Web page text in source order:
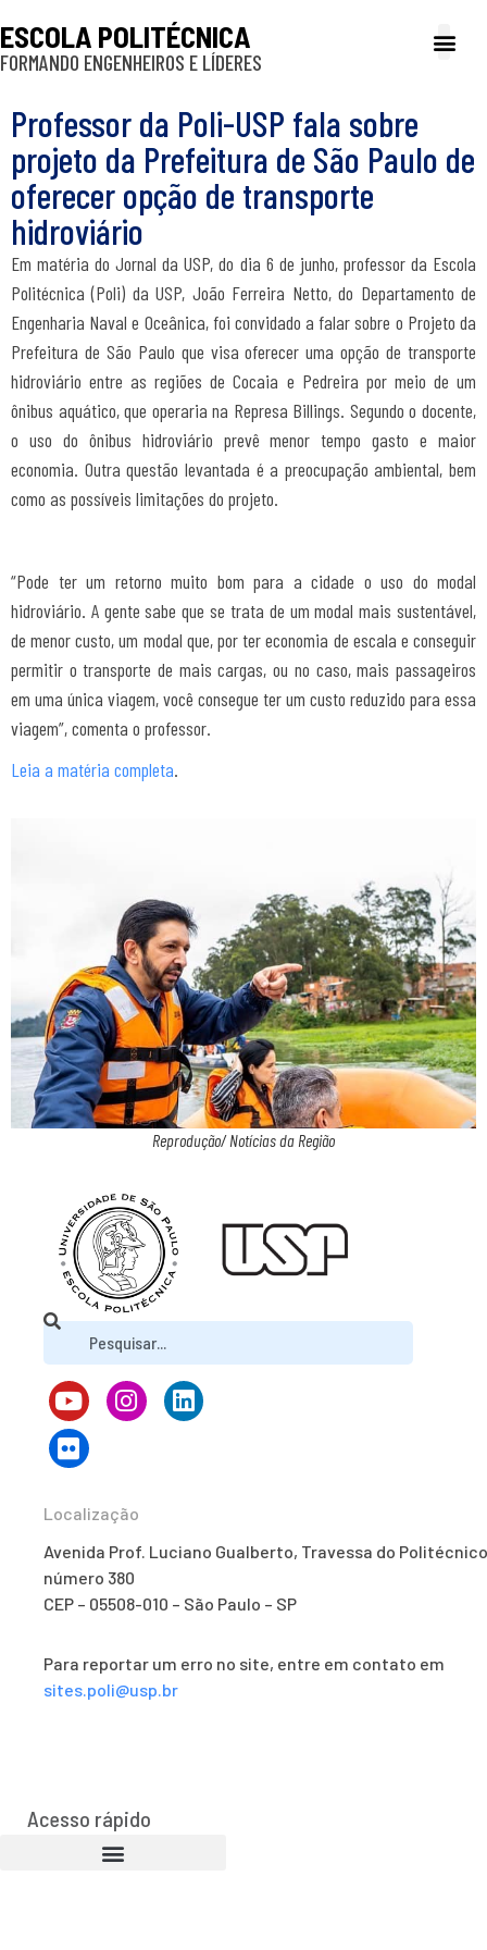
ESCOLA POLITÉCNICA
FORMANDO ENGENHEIROS E LÍDERES
Professor da Poli-USP fala sobre
projeto da Prefeitura de São Paulo de
oferecer opção de transporte
hidroviário
Em matéria do Jornal da USP, do dia 6 de junho, professor da Escola
Politécnica (Poli) da USP, João Ferreira Netto, do Departamento de
Engenharia Naval e Oceânica,foi convidado a falar sobre o Projeto da
Prefeitura de São Paulo que visa oferecer uma opção de transporte
hidroviário entre as regiões de Cocaia e Pedreira por meio de um
ônibus aquático, que operaria na Represa Billings. Segundo o docente,
o uso do ônibus hidroviário prevê menor tempo gasto e maior
economia. Outra questão levantada é a preocupação ambiental, bem
como as possíveis limitações do projeto.
“Pode ter um retorno muito bom para a cidade o uso do modal
hidroviário. A gente sabe que se trata de um modal mais sustentável,
de menor custo, um modal que, por ter economia de escala e conseguir
permitir o transporte de mais cargas, ou no caso, mais passageiros
em uma única viagem, você consegue ter um custo reduzido para essa
viagem”, comenta o professor.
Leia a matéria completa.
Reprodução/ Notícias da Região
Localização
Avenida Prof. Luciano Gualberto, Travessa do
número 380
CEP – 05508-010 – São Paulo – SP
Para reportar um erro no site, entre em contato em
sites.poli@usp.br
Acesso rápido